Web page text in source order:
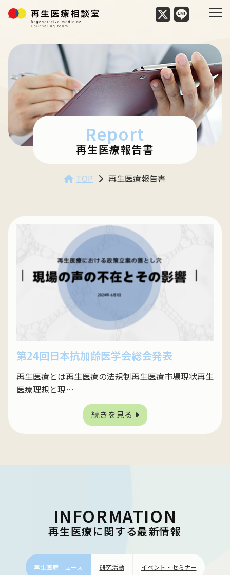
Report
再生医療報告書
TOP 再生医療報告書
第24回日本抗加齢医学会総会発表
再生医療とは再生医療の法規制再生医療市場現状再生
医療理想と現…
続きを見る
INFORMATION
再生医療に関する最新情報
再生医療ニュース 研究活動 イベント・セミナー